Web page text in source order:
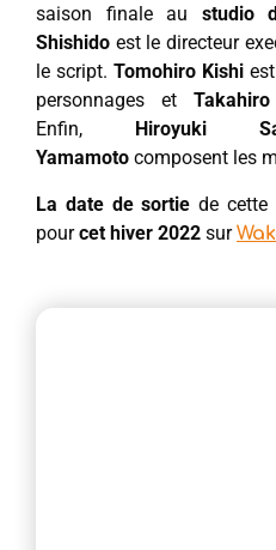
saison finale au studio
Shishido est le directeur
le script. Tomohiro Kishi
personnages et
Enfin, Hiroyuki
Yamamoto composent les
La date de sortie de cette
pourcet hiver 2022 sur